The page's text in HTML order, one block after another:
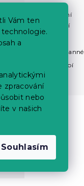
Vám ten
a
zpracování
nebo
v našich
Souhlasím
povlečení
? Zapínání
Oboustranné
Roční období
Sady